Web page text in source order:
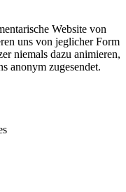
Website von
uns von jeglicher Form
niemals dazu animieren,
anonym zugesendet.